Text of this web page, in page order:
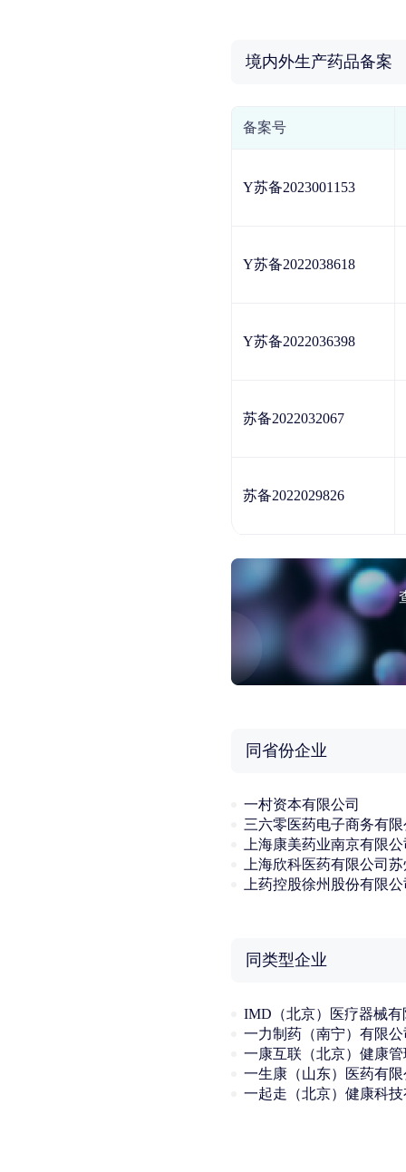
境内外生产药品备案
备案号
Y苏备2023001153
Y苏备2022038618
Y苏备2022036398
苏备2022032067
苏备2022029826
同省份企业
一村资本有限公司
三六零医药电子商务有
上海康美药业南京有限
上药控股徐州股份有限
同类型企业
一力制药（南宁）有限公
一生康（山东）医药有